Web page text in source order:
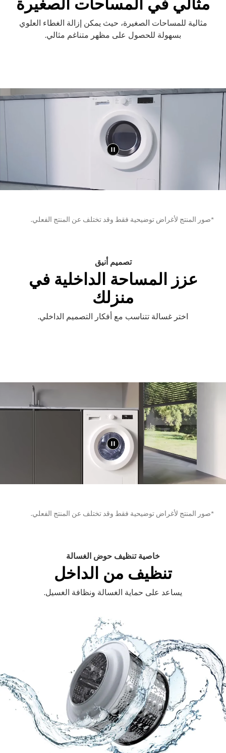
مثالية للمساحات الصغيرة، حيث يمكن إزالة الغطاء العلوي
بسهولة للحصول على مظهر متناغم مثالي.
*صور المنتج لأغراض توضيحية فقط وقد تختلف عن المنتج الفعلي.
تصميم أنيق
عزز المساحة الداخلية في
منزلك
اختر غسالة تتناسب مع أفكار التصميم الداخلي.
*صور المنتج لأغراض توضيحية فقط وقد تختلف عن المنتج الفعلي.
خاصية تنظيف حوض الغسالة
تنظيف من الداخل
يساعد على حماية الغسالة ونظافة الغسيل.